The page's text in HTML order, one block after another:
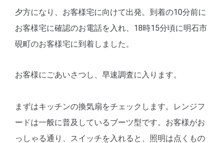
夕方になり、お客様宅に向けて出発。到着の10分前に
お客様宅に確認のお電話を入れ、18時15分頃に明石市
硯町のお客様宅に到着しました。
お客様にごあいさつし、早速調査に入ります。
まずはキッチンの換気扇をチェックします。レンジフ
ードは一般に普及しているブーツ型です。お客様がお
っしゃる通り、スイッチを入れると、照明は点くもの